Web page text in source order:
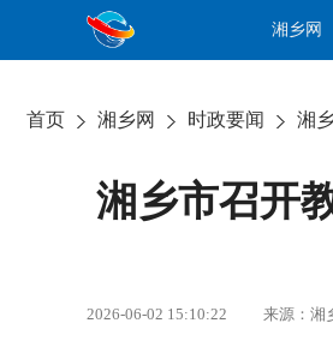
湘乡网
首页 湘乡网 时政要闻 湘
湘乡市召开
2026-06-02 15:10:22 来源：湘